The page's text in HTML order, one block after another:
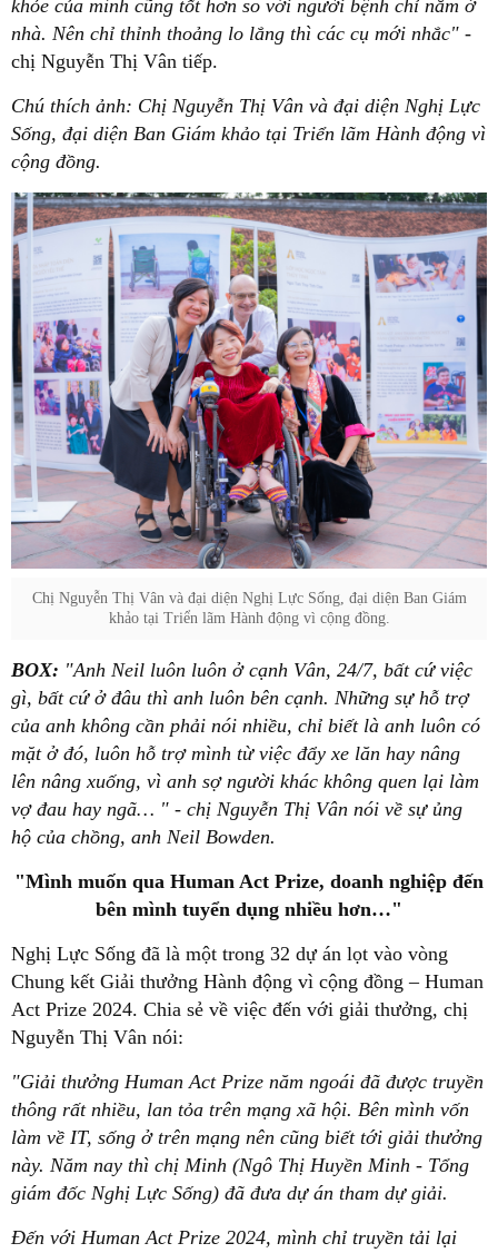
khỏe của mình cũng tốt hơn so với người bệnh chỉ nằm ở
nhà. Nên chỉ thỉnh thoảng lo lắng thì các cụ mới nhắc" -
chị Nguyễn Thị Vân tiếp.
Chú thích ảnh: Chị Nguyễn Thị Vân và đại diện Nghị Lực
Sống, đại diện Ban Giám khảo tại Triển lãm Hành động vì
cộng đồng.
Chị Nguyễn Thị Vân và đại diện Nghị Lực Sống, đại diện Ban Giám
khảo tại Triển lãm Hành động vì cộng đồng.
BOX: "Anh Neil luôn luôn ở cạnh Vân, 24/7, bất cứ việc
gì, bất cứ ở đâu thì anh luôn bên cạnh. Những sự hỗ trợ
của anh không cần phải nói nhiều, chỉ biết là anh luôn có
mặt ở đó, luôn hỗ trợ mình từ việc đẩy xe lăn hay nâng
lên nâng xuống, vì anh sợ người khác không quen lại làm
vợ đau hay ngã… " - chị Nguyễn Thị Vân nói về sự ủng
hộ của chồng, anh Neil Bowden.
"Mình muốn qua Human Act Prize, doanh nghiệp đến
bên mình tuyển dụng nhiều hơn…"
Nghị Lực Sống đã là một trong 32 dự án lọt vào vòng
Chung kết Giải thưởng Hành động vì cộng đồng – Human
Act Prize 2024. Chia sẻ về việc đến với giải thưởng, chị
Nguyễn Thị Vân nói:
"Giải thưởng Human Act Prize năm ngoái đã được truyền
thông rất nhiều, lan tỏa trên mạng xã hội. Bên mình vốn
làm về IT, sống ở trên mạng nên cũng biết tới giải thưởng
này. Năm nay thì chị Minh (Ngô Thị Huyền Minh - Tổng
giám đốc Nghị Lực Sống) đã đưa dự án tham dự giải.
Đến với Human Act Prize 2024, mình chỉ truyền tải lại